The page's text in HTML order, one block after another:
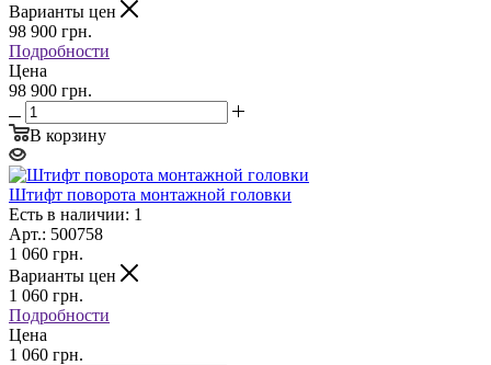
Варианты цен
98 900 грн.
Подробности
Цена
98 900 грн.
В корзину
Штифт поворота монтажной головки
Есть в наличии: 1
Арт.: 500758
1 060 грн.
Варианты цен
1 060 грн.
Подробности
Цена
1 060 грн.